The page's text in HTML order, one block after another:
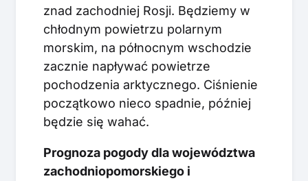
znad zachodniej Rosji. Będziemy w
chłodnym powietrzu polarnym
morskim, na północnym wschodzie
zacznie napływać powietrze
pochodzenia arktycznego. Ciśnienie
początkowo nieco spadnie, później
będzie się wahać.
Prognoza pogody dla województwa
zachodniopomorskiego i